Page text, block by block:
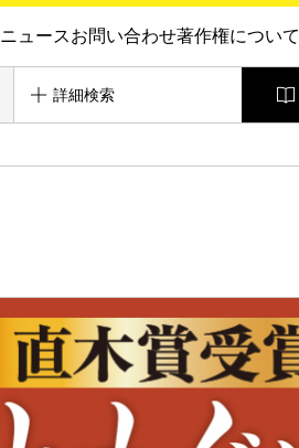
ニュースお問い合わせ著作権について
詳細検索